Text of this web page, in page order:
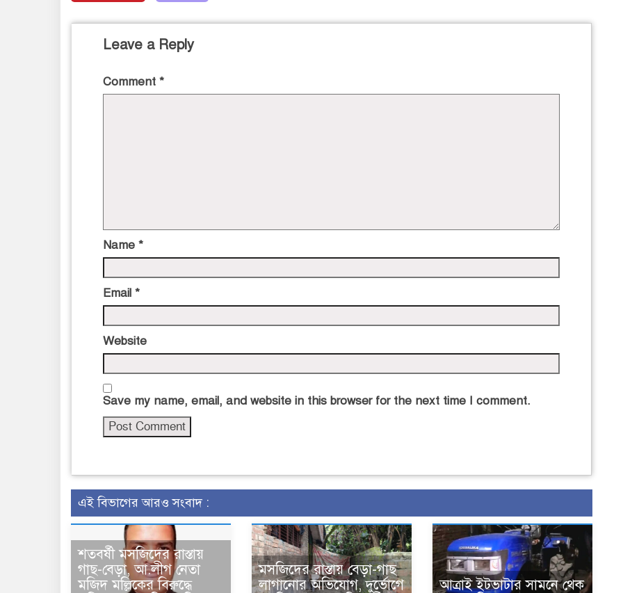
Leave a Reply
Comment *
Name *
Email *
Website
Save my name, email, and website in this browser for the next time I comment.
এই বিভাগের আরও সংবাদ :
শতবর্ষী মসজিদের রাস্তায়
গাছ-বেড়া, আ.লীগ নেতা
মজিদ মল্লিকের বিরুদ্ধে
মসজিদের রাস্তায় বেড়া-গাছ
লাগানোর অভিযোগ, দুর্ভোগে
আত্রাই ইটভাটার সামনে থেক